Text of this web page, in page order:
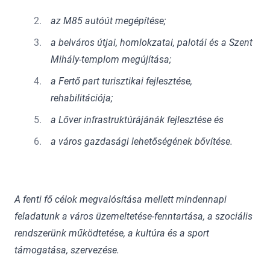
az M85 autóút megépítése;
a belváros útjai, homlokzatai, palotái és a Szent
Mihály-templom megújítása;
a Fertő part turisztikai fejlesztése,
rehabilitációja;
a Lőver infrastruktúrájánák fejlesztése és
a város gazdasági lehetőségének bővítése.
A fenti fő célok megvalósítása mellett mindennapi
feladatunk a város üzemeltetése-fenntartása, a szociális
rendszerünk működtetése, a kultúra és a sport
támogatása, szervezése.